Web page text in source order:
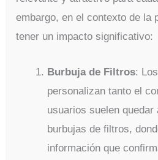
embargo, en el contexto de la
tener un impacto significativo:
Burbuja de Filtros:
personalizan tanto el
usuarios suelen quedar
burbujas de filtros,
información que